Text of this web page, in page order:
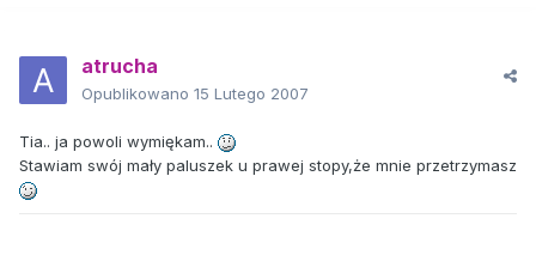
atrucha
Opublikowano 15 Lutego 2007
Tia.. ja powoli wymiękam..
Stawiam swój mały paluszek u prawej stopy,że mnie przetrzymasz